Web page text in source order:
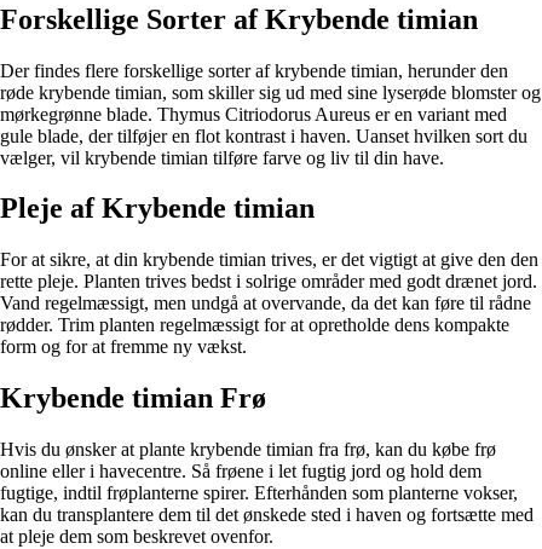
Forskellige Sorter af Krybende timian
Der findes flere forskellige sorter af krybende timian, herunder den
røde krybende timian, som skiller sig ud med sine lyserøde blomster og
mørkegrønne blade. Thymus Citriodorus Aureus er en variant med
gule blade, der tilføjer en flot kontrast i haven. Uanset hvilken sort du
vælger, vil krybende timian tilføre farve og liv til din have.
Pleje af Krybende timian
For at sikre, at din krybende timian trives, er det vigtigt at give den den
rette pleje. Planten trives bedst i solrige områder med godt drænet jord.
Vand regelmæssigt, men undgå at overvande, da det kan føre til rådne
rødder. Trim planten regelmæssigt for at opretholde dens kompakte
form og for at fremme ny vækst.
Krybende timian Frø
Hvis du ønsker at plante krybende timian fra frø, kan du købe frø
online eller i havecentre. Så frøene i let fugtig jord og hold dem
fugtige, indtil frøplanterne spirer. Efterhånden som planterne vokser,
kan du transplantere dem til det ønskede sted i haven og fortsætte med
at pleje dem som beskrevet ovenfor.